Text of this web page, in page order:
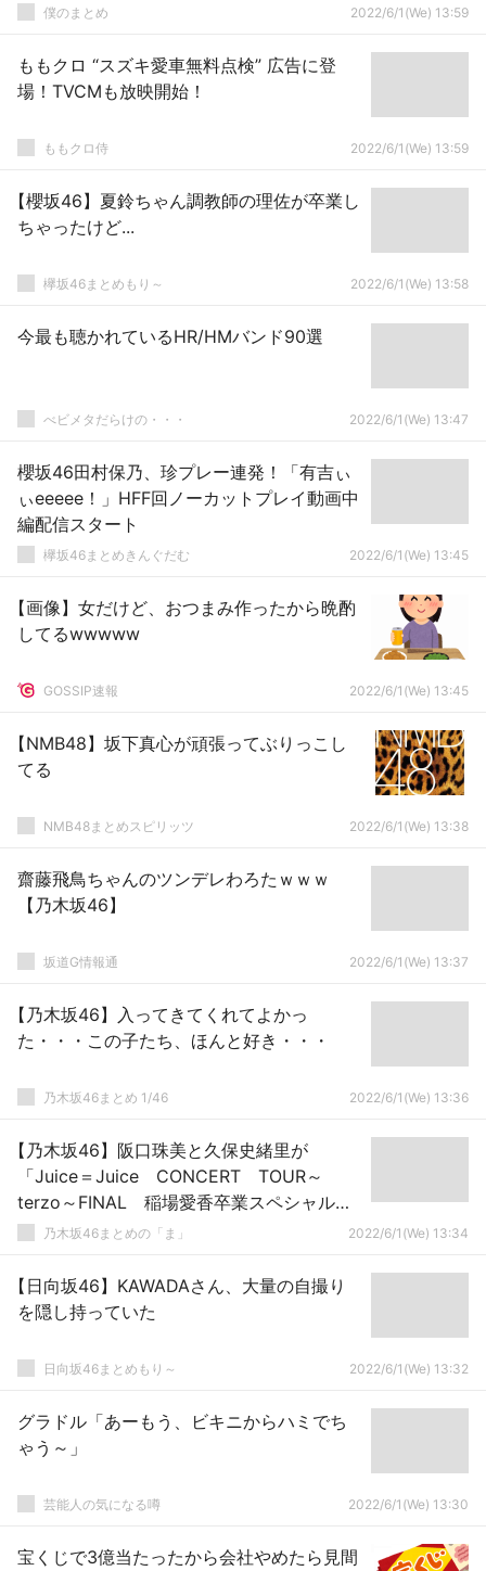
僕のまとめ 2022/6/1(We) 13:59
ももクロ “スズキ愛車無料点検” 広告に登
場！TVCMも放映開始！
ももクロ侍 2022/6/1(We) 13:59
【櫻坂46】夏鈴ちゃん調教師の理佐が卒業し
ちゃったけど...
欅坂46まとめもり～ 2022/6/1(We) 13:58
今最も聴かれているHR/HMバンド90選
べビメタだらけの・・・ 2022/6/1(We) 13:47
櫻坂46田村保乃、珍プレー連発！「有吉ぃ
ぃeeeee！」HFF回ノーカットプレイ動画中
編配信スタート
欅坂46まとめきんぐだむ 2022/6/1(We) 13:45
【画像】女だけど、おつまみ作ったから晩酌
してるwwwww
GOSSIP速報 2022/6/1(We) 13:45
【NMB48】坂下真心が頑張ってぶりっこし
てる
NMB48まとめスピリッツ 2022/6/1(We) 13:38
齋藤飛鳥ちゃんのツンデレわろたｗｗｗ
【乃木坂46】
坂道G情報通 2022/6/1(We) 13:37
【乃木坂46】入ってきてくれてよかっ
た・・・この子たち、ほんと好き・・・
乃木坂46まとめ 1/46 2022/6/1(We) 13:36
【乃木坂46】阪口珠美と久保史緒里が
「Juice＝Juice CONCERT TOUR～
terzo～FINAL 稲場愛香卒業スペシャル」
観に行く！！！
乃木坂46まとめの「ま」 2022/6/1(We) 13:34
【日向坂46】KAWADAさん、大量の自撮り
を隠し持っていた
日向坂46まとめもり～ 2022/6/1(We) 13:32
グラドル「あーもう、ビキニからハミでち
ゃう～」
芸能人の気になる噂 2022/6/1(We) 13:30
宝くじで3億当たったから会社やめたら見間